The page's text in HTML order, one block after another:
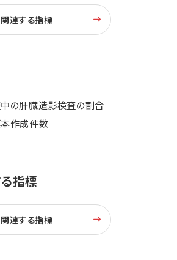
連する指標
の肝臓造影検査の割合
作成件数
指標
連する指標